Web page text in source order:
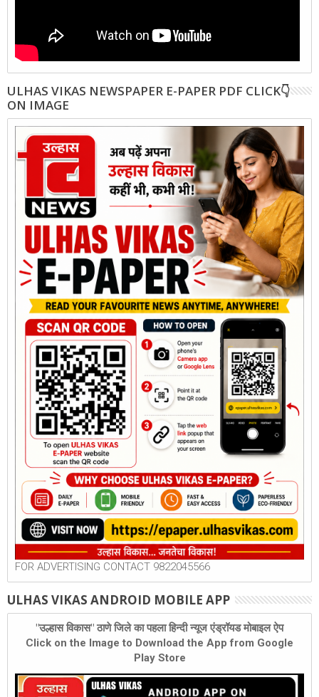
ULHAS VIKAS NEWSPAPER E-PAPER PDF CLICK👇
ON IMAGE
FOR ADVERTISING CONTACT 9822045566
ULHAS VIKAS ANDROID MOBILE APP
"उल्हास विकास" ठाणे जिले का पहला हिन्दी न्यूज एंड्रॉयड मोबाइल ऐप
Click on the Image to Download the App from Google
Play Store